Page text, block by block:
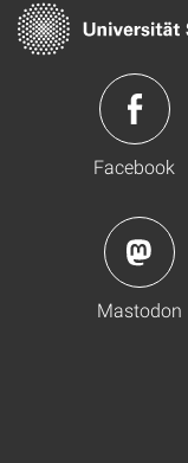
Facebook
Mastodon